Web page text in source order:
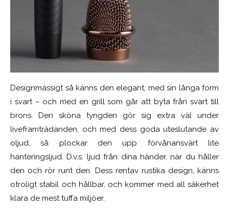
Designmässigt så känns den elegant, med sin långa form
i svart – och med en grill som går att byta från svart till
brons. Den sköna tyngden gör sig extra väl under
liveframträdanden, och med dess goda uteslutande av
oljud, så plockar den upp förvånansvärt lite
hanteringsljud. D.v.s. ljud från dina händer, när du håller
den och rör runt den. Dess rentav rustika design, känns
otroligt stabil och hållbar, och kommer med all säkerhet
klara de mest tuffa miljöer.